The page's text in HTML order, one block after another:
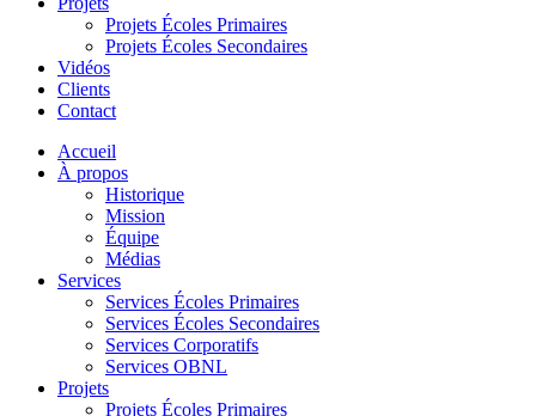
Projets Écoles Primaires
Projets Écoles Secondaires
Vidéos
Clients
Contact
Accueil
À propos
Historique
Mission
Équipe
Médias
Services
Services Écoles Primaires
Services Écoles Secondaires
Services Corporatifs
Services OBNL
Projets
Projets Écoles Primaires